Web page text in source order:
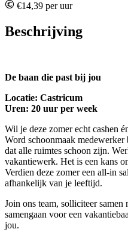
€14,39 per uur
Beschrijving
De baan die past bij jou
Locatie: Castricum
Uren: 20 uur per week
Wil je deze zomer echt cashen
Word schoonmaak
dat alle ruimtes schoon zijn.
vakantiewerk. Het is een kans
Verdien deze zomer een all-in
afhankelijk van je leeftijd.
Join ons team, solliciteer
samengaan voor een
jou.